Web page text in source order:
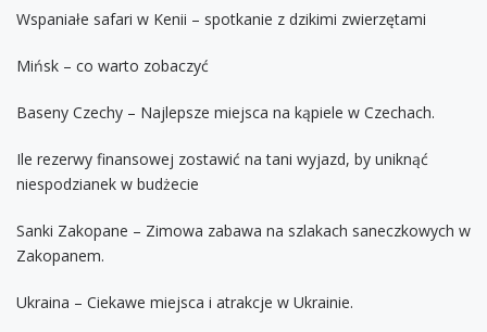
Wspaniałe safari w Kenii – spotkanie z dzikimi zwierzętami
Mińsk – co warto zobaczyć
Baseny Czechy – Najlepsze miejsca na kąpiele w Czechach.
Ile rezerwy finansowej zostawić na tani wyjazd, by uniknąć
niespodzianek w budżecie
Sanki Zakopane – Zimowa zabawa na szlakach saneczkowych w
Zakopanem.
Ukraina – Ciekawe miejsca i atrakcje w Ukrainie.